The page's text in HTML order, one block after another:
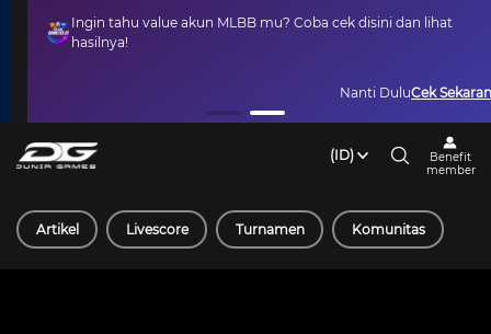
Ingin tahu value akun MLBB mu? Coba cek disini dan lihat
hasilnya!
Nanti DuluCek Sekarang
(ID)
Benefit
member
Artikel Livescore Turnamen Komunitas